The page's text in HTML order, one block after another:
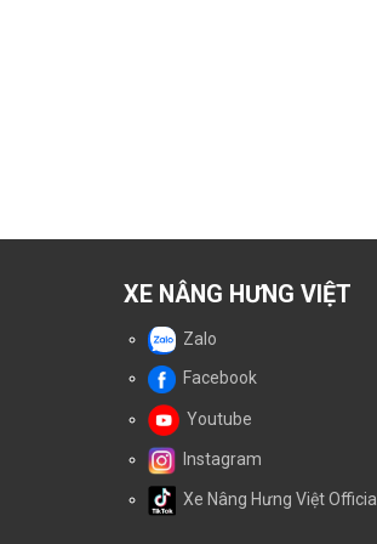
XE NÂNG HƯNG VIỆT
Zalo
Facebook
Youtube
Instagram
Xe Nâng Hưng Việt Official